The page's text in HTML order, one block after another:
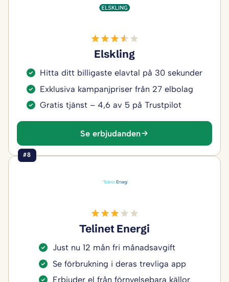
Elskling
Hitta ditt billigaste elavtal på 30 sekunder
Exklusiva kampanjpriser från 27 elbolag
Gratis tjänst – 4,6 av 5 på Trustpilot
Se erbjudanden
#8
Telinet Energi
Just nu 12 mån fri månadsavgift
Se förbrukning i deras trevliga app
Erbjuder el från förnyelsebara källor